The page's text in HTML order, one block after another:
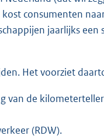
consumenten
jaarlijks een
Het voorziet
van de
(RDW).